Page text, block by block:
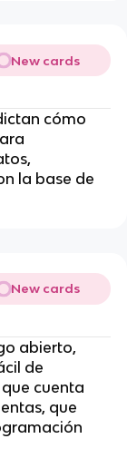
New cards
cómo
la base de
New cards
abierto,
de
cuenta
que